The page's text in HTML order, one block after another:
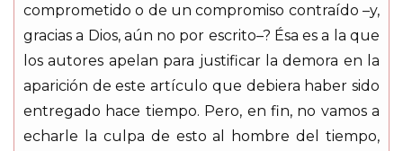
comprometido o de un compromiso contraído –y,
gracias a Dios, aún no por escrito–? Ésa es a la que
los autores apelan para justificar la demora en la
aparición de este artículo que debiera haber sido
entregado hace tiempo. Pero, en fin, no vamos a
echarle la culpa de esto al hombre del tiempo,